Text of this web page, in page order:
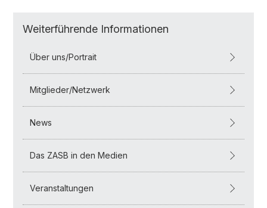
Weiterführende Informationen
Über uns/Portrait
Mitglieder/Netzwerk
News
Das ZASB in den Medien
Veranstaltungen